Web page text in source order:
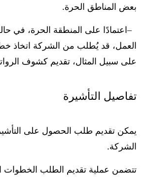
بعض المناطق الحرة.
اعتمادًا على المنطقة الحرة، في
العمل، قد يُطلب من الشركة اتخاذ
على سبيل المثال، تقديم كشوف
تفاصيل التأشيرة
يمكن تقديم طلب الحصول على
الشركة.
تتضمن عملية تقديم الطلب الخطوات